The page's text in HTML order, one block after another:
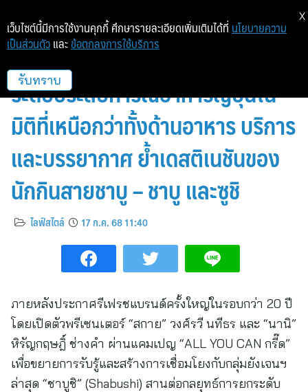
ชาบูชิ เผยโฉมร้านดีไซน์ใหม่ !!! ยก
ระดับประสบการณ์อาหารญี่ปุ่นใน
มิติที่เหนือกว่าทั้งด้านอาหาร บริการ
และบรรยากาศ ย้ำเดสติเนชันของ
นักกินสายชาบู – ชาบู และซูชิ
ไลฟ์สไตล์ 17 ก.ค. 68 11:40
ภายหลังประกาศรีเฟรชแบรนด์ครั้งใหญ่ในรอบกว่า 20 ปี
โดยเปิดตัวพรีเซนเตอร์ “สกาย” วงศ์รวี นทีธร และ “นานิ”
หิรัญกฤษฎิ์ ช่างคำ ผ่านแคมเปญ “ALL YOU CAN กรี๊ด”
เพื่อขยายการรับรู้และสร้างการเชื่อมโยงกับกลุ่มยังเจนฯ
ล่าสุด “ชาบูชิ” (Shabushi) สานต่อกลยุทธ์การยกระดับ
เว็บไซต์นี้มีการใช้งานคุกกี้ ศึกษารายละเอียดเพิ่มเติมได้ที่ นโยบายความ
เป็นส่วนตัว และ ข้อตกลงการใช้บริการ
รับทราบ
X